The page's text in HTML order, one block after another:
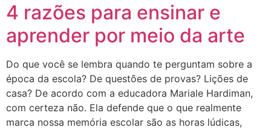
4 razões para ensinar e
aprender por meio da arte
Do que você se lembra quando te perguntam sobre a
época da escola? De questões de provas? Lições de
casa? De acordo com a educadora Mariale Hardiman,
com certeza não. Ela defende que o que realmente
marca nossa memória escolar são as horas lúdicas,